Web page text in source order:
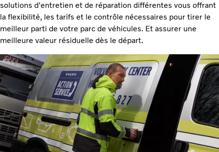
solutions d'entretien et de réparation différentes vous offrant
la flexibilité, les tarifs et le contrôle nécessaires pour tirer le
meilleur parti de votre parc de véhicules. Et assurer une
meilleure valeur résiduelle dès le départ.